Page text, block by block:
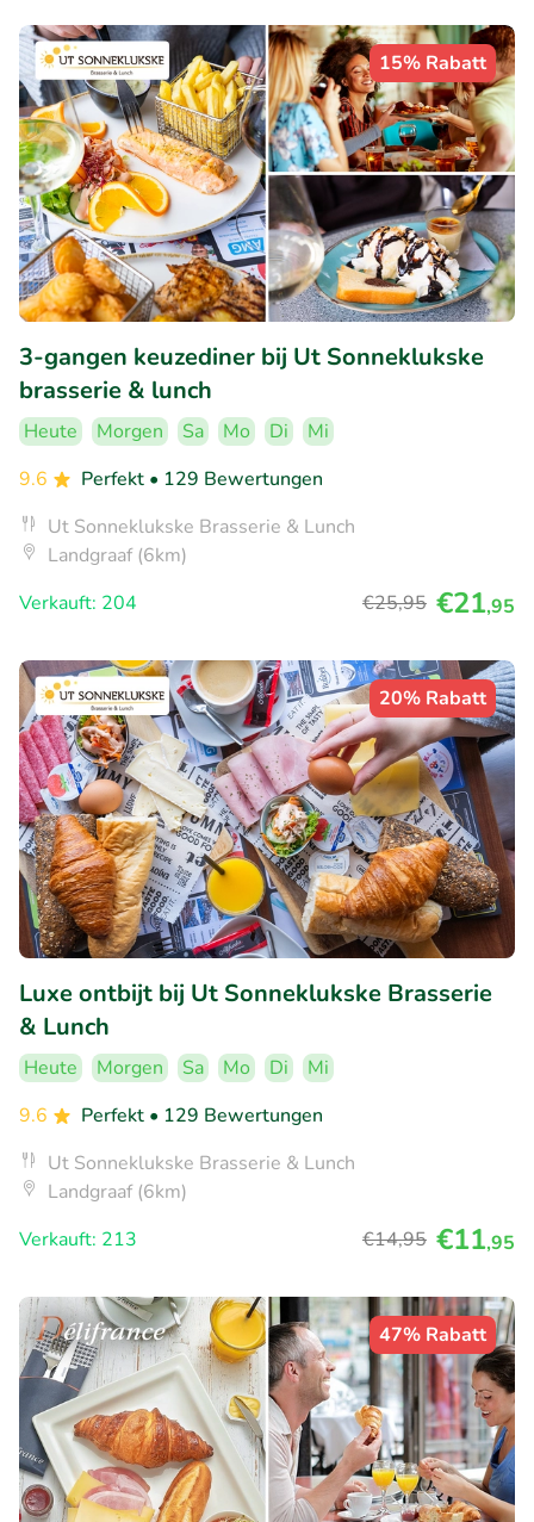
15% Rabatt
3-gangen keuzediner bij Ut Sonneklukske
brasserie & lunch
Heute Morgen Sa Mo Di
Mi
9.6
Perfekt • 129 Bewertungen
Ut Sonneklukske Brasserie & Lunch
Landgraaf (6km)
Verkauft: 204
€25,95 €21,95
20% Rabatt
Luxe ontbijt bij Ut Sonneklukske Brasserie
& Lunch
Heute Morgen Sa Mo Di
Mi
9.6
Perfekt • 129 Bewertungen
Ut Sonneklukske Brasserie & Lunch
Landgraaf (6km)
Verkauft: 213
€14,95 €11,95
47% Rabatt